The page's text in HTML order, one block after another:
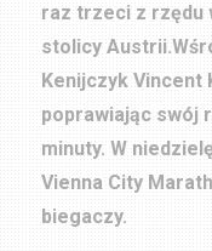
raz trzeci z rzędu
stolicy
Kenijczyk Vincent
poprawiając swój
minuty. W
Vienna City
biegaczy.